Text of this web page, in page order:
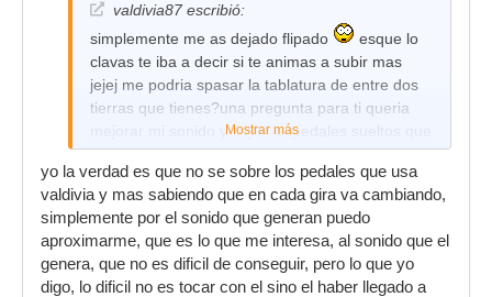
velocidad, sobre el 22%, y una profundidad del
60% y subele el volumen del chorus. Todo esto
se mejora con un compresor rapido.
Para "maldito duende" te recomendaria que
subieras el pedal de distorsion en ganancias
la imprimes tu, pero yo le pondria un 35% de la
total, para crear mas fuerza. A esta cancion
debes añadirle un delay sin treshold, es decir,
que no se repita si tocas, solo cuando no tocas,
para crear un sonido envolvente. El delay en
390ms va al pelo.
valdivia87 escribió:
simplemente me as dejado flipado
esque lo
clavas te iba a decir si te animas a subir mas
jejej me podria spasar la tablatura de entre dos
tierras que tienes?una pregunta para ti queria
mejorar mi sonido y cojerme pedales sueltos que
marca me recomiendas y cuale s sonidos sule
usar juan valdivia porque quiero parecerme
mucho a el jeje?un saludo y mil gracias
Mostrar más
yo la verdad es que no se sobre los pedales que usa
valdivia y mas sabiendo que en cada gira va cambiando,
simplemente por el sonido que generan puedo
aproximarme, que es lo que me interesa, al sonido que el
genera, que no es dificil de conseguir, pero lo que yo
digo, lo dificil no es tocar con el sino el haber llegado a